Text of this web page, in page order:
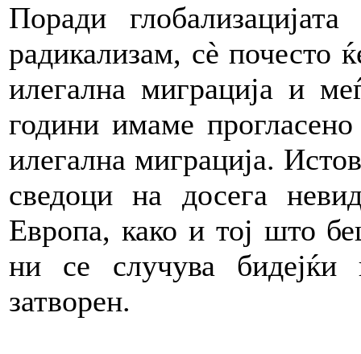
Поради
радикализам, сè почесто
илегална миграција и
години имаме прогласено
илегална миграција.
сведоци на досега
Европа, како и тој што
ни се случува бидејќи
затворен.